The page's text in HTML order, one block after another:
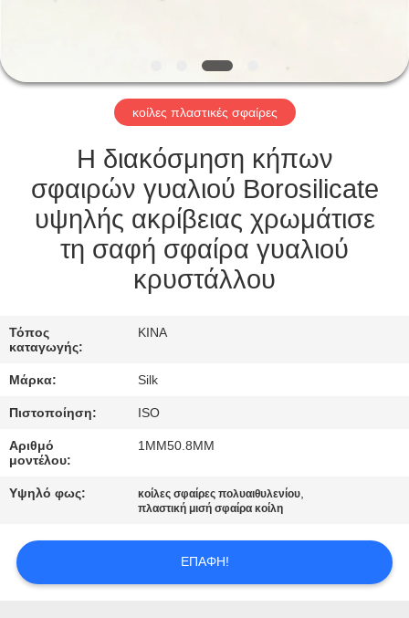
ΜΑΣ
ΕΛΆΤΕ
ΕΠΑΦΉ
ΜΕ
ΕΙΔΉΣΕΙΣ
ΠΕΡΙΠΤΏΣΕΙΣ
ΖΗΤΉΣΤΕ
ΈΝΑ
ΑΠΌΣΠΑΣΜΑ
SITEMAP
POLICY
κοίλες πλαστικές σφαίρες
Η διακόσμηση κήπων
σφαιρών γυαλιού Borosilicate
υψηλής ακρίβειας χρωμάτισε
τη σαφή σφαίρα γυαλιού
κρυστάλλου
Τόπος
καταγωγής:
ΚΙΝΑ
Μάρκα: Silk
Πιστοποίηση: ISO
Αριθμό
μοντέλου:
1MM50.8MM
Υψηλό φως: κοίλες σφαίρες πολυαιθυλενίου,
πλαστική μισή σφαίρα κοίλη
ΕΠΑΦΉ!